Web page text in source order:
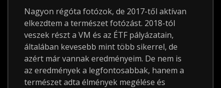
Nagyon régóta fotózok, de 2017-től aktívan
elkezdtem a természet fotózást. 2018-tól
veszek részt a VM és az ÉTF pályázatain,
általában kevesebb mint több sikerrel, de
azért már vannak eredményeim. De nem is
az eredmények a legfontosabbak, hanem a
természet adta élmények megélése és